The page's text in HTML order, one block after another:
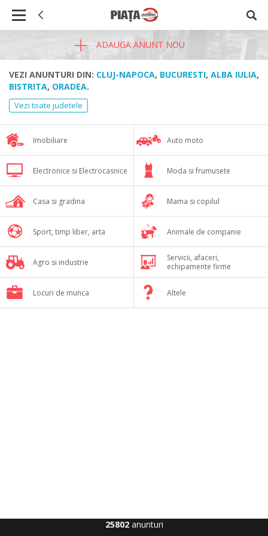
ADAUGA ANUNT NOU
VEZI ANUNTURI DIN: CLUJ-NAPOCA, BUCURESTI, ALBA IULIA,
BISTRITA, ORADEA.
Vezi toate judetele
Imobiliare Auto moto
Electronice si Electrocasnice Moda si frumusete
Casa si gradina Mama si copilul
Sport, timp liber, arta Animale de companie
Agro si industrie
Servicii, afaceri,
echipamente firme
Locuri de munca Altele
25802anunturi